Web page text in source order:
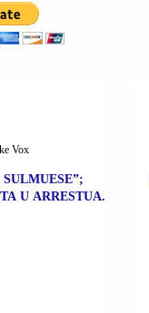
U ARRESTUA.
Vox